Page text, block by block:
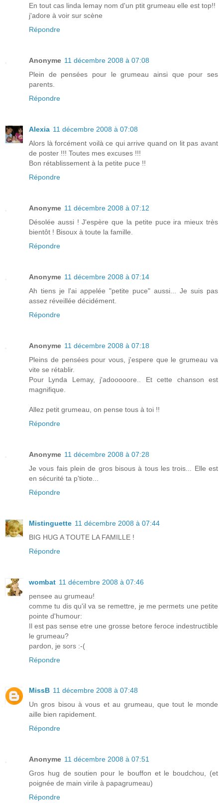
En tout cas linda lemay nom d'un ptit grumeau elle est top!!
j'adore à voir sur scène
Répondre
Anonyme 11 décembre 2008 à 07:08
Plein de pensées pour le grumeau ainsi que pour ses
parents.
Répondre
Alexia 11 décembre 2008 à 07:08
Alors là forcément voilà ce qui arrive quand on lit pas avant
de poster !!! Toutes mes excuses !!!
Bon rétablissement à la petite puce !!
Répondre
Anonyme 11 décembre 2008 à 07:12
Désolée aussi ! J'espère que la petite puce ira mieux très
bientôt ! Bisoux à toute la famille.
Répondre
Anonyme 11 décembre 2008 à 07:14
Ah tiens je l'ai appelée "petite puce" aussi... Je suis pas
assez réveillée décidément.
Répondre
Anonyme 11 décembre 2008 à 07:18
Pleins de pensées pour vous, j'espere que le grumeau va
vite se rétablir.
Pour Lynda Lemay, j'adooooore.. Et cette chanson est
magnifique.
Allez petit grumeau, on pense tous à toi !!
Répondre
Anonyme 11 décembre 2008 à 07:28
Je vous fais plein de gros bisous à tous les trois... Elle est
en sécurité ta p'tiote...
Répondre
Mistinguette 11 décembre 2008 à 07:44
BIG HUG A TOUTE LA FAMILLE !
Répondre
wombat 11 décembre 2008 à 07:46
pensee au grumeau!
comme tu dis qu'il va se remettre, je me permets une petite
pointe d'humour:
Il est pas sense etre une grosse betore feroce indestructible
le grumeau?
pardon, je sors :-(
Répondre
MissB 11 décembre 2008 à 07:48
Un gros bisou à vous et au grumeau, que tout le monde
aille bien rapidement.
Répondre
Anonyme 11 décembre 2008 à 07:51
Gros hug de soutien pour le bouffon et le boudchou, (et
poignée de main virile à papagrumeau)
Répondre